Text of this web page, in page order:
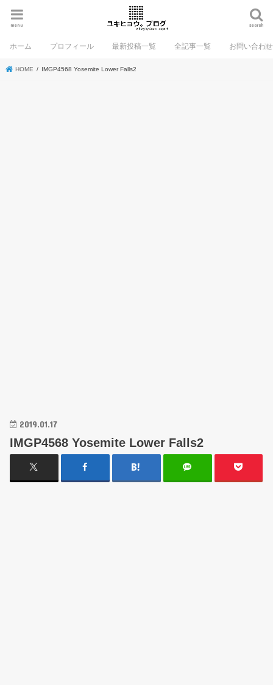
search
menu
ホーム プロフィール 最新投稿一覧 全記事一覧 お問い合わせ
HOME IMGP4568 Yosemite Lower Falls2
2019.01.17
IMGP4568 Yosemite Lower Falls2